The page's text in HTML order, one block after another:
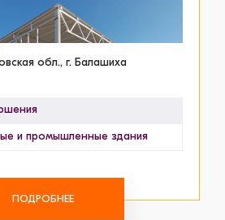
обл., г. Балашиха
и промышленные здания
ПОДРОБНЕЕ